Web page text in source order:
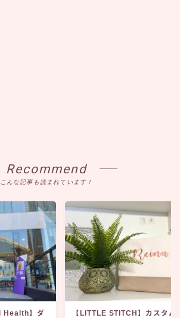
Recommend
こんな記事も読まれています！
Health】ダ 【LITTLE STITCH】カスタム